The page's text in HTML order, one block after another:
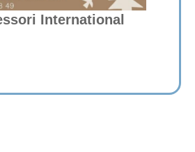
International